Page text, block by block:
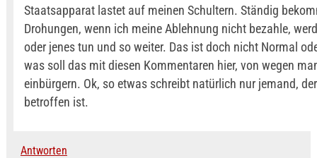
Staatsapparat lastet auf meinen Schultern. Ständig
Drohungen, wenn ich meine Ablehnung nicht bezahle,
oder jenes tun und so weiter. Das ist doch nicht Normal
was soll das mit diesen Kommentaren hier, von wegen
einbürgern. Ok, so etwas schreibt natürlich nur jemand,
betroffen ist.
Antworten